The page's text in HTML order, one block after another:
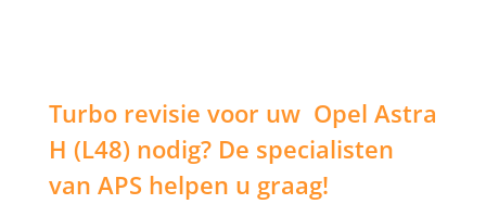
Turbo revisie voor uw Opel Astra
H (L48) nodig? De specialisten
van APS helpen u graag!